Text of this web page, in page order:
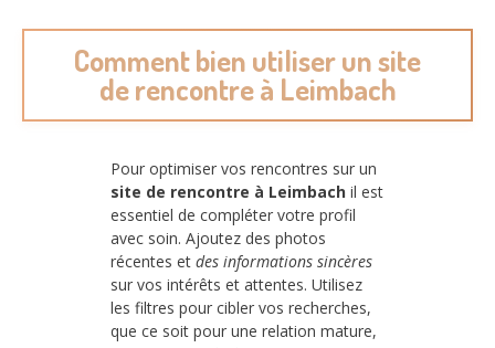
Comment bien utiliser un site
de rencontre à Leimbach
Pour optimiser vos rencontres sur un
site de rencontre à Leimbach il est
essentiel de compléter votre profil
avec soin. Ajoutez des photos
récentes et des informations sincères
sur vos intérêts et attentes. Utilisez
les filtres pour cibler vos recherches,
que ce soit pour une relation mature,